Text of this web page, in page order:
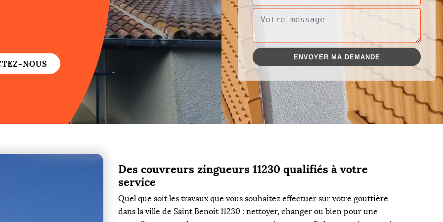
NOUS
Des couvreurs zingueurs 11230 qualifiés à votre
service
Quel que soit les travaux que vous souhaitez effectuer sur votre gouttière
dans la ville de Saint Benoit 11230 : nettoyer, changer ou bien pour une